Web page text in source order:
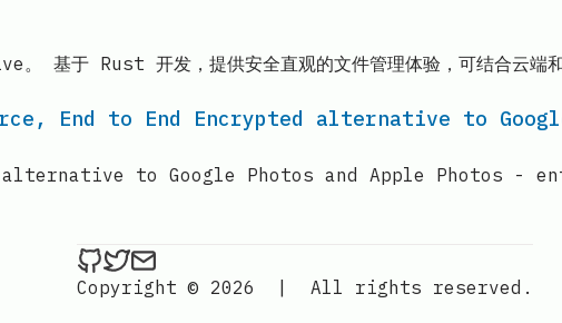
。 基于 Rust 开发，提供安全直观的文件管理体验，可结合云端
End to End Encrypted alternative to
to Google Photos and Apple Photos -
ethan4768 on Github
ethan4768 on Twitter
Copyright © 2026
| All rights reserved.